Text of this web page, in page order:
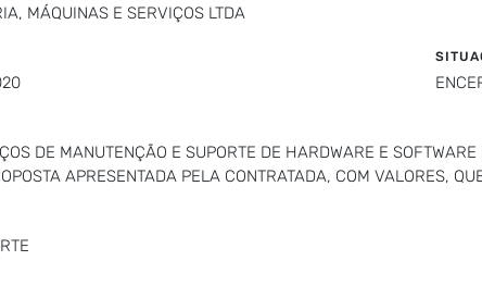
MÁQUINAS E SERVIÇOS LTDA
DE MANUTENÇÃO E SUPORTE DE HARDWARE E
APRESENTADA PELA CONTRATADA, COM VALORES,